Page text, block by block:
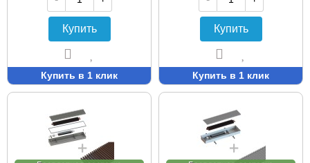
Купить
Купить в 1 клик
Купить
Купить в 1 клик